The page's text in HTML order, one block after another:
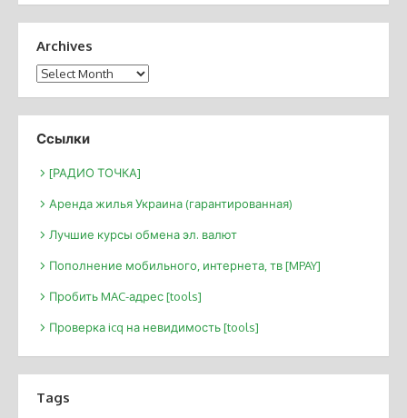
Archives
Archives
Ссылки
[РАДИО ТОЧКА]
Аренда жилья Украина (гарантированная)
Лучшие курсы обмена эл. валют
Пополнение мобильного, интернета, тв [MPAY]
Пробить MAC-адрес [tools]
Проверка icq на невидимость [tools]
Tags